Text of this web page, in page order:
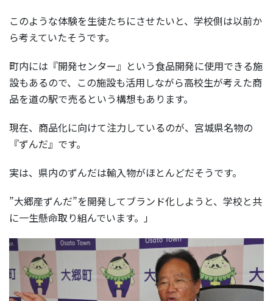
このような体験を生徒たちにさせたいと、学校側は以前か
ら考えていたそうです。
町内には『開発センター』という食品開発に使用できる施
設もあるので、この施設も活用しながら高校生が考えた商
品を道の駅で売るという構想もあります。
現在、商品化に向けて注力しているのが、宮城県名物の
『ずんだ』です。
実は、県内のずんだは輸入物がほとんどだそうです。
”大郷産ずんだ”を開発してブランド化しようと、学校と共
に一生懸命取り組んでいます。」